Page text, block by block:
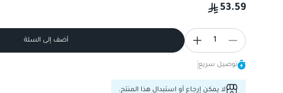
53.59
1 أضف إلى السلة
توصيل سريع
لا يمكن إرجاع أو استبدال هذا المنتج.